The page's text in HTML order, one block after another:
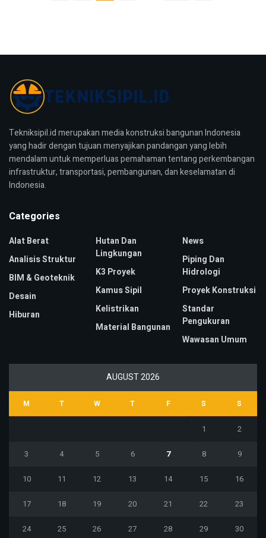
Tekniksipil.id merupakan media konstruksi bangunan Indonesia
yang hadir dengan tujuan menyajikan pandangan yang lebih
mendalam untuk memperluas pemahaman tentang perkembangan
infrastruktur, transportasi, pembangunan, dan keselamatan di
Indonesia.
Categories
Alat Berat
Analisis Struktur
BIM & Geoteknik
Desain
Hiburan
Hutan Dan
Lingkungan
K3 Proyek
Kamus Sipil
Kelistrikan
Material Bangunan
News
Piping Dan
Hidrologi
Proyek Konstruksi
Standar
Pengukuran
Wawasan Umum
AUGUST 2026
M T W T F S S
1 2
3 4 5 6 7 8 9
10 11 12 13 14 15 16
17 18 19 20 21 22 23
24 25 26 27 28 29 30